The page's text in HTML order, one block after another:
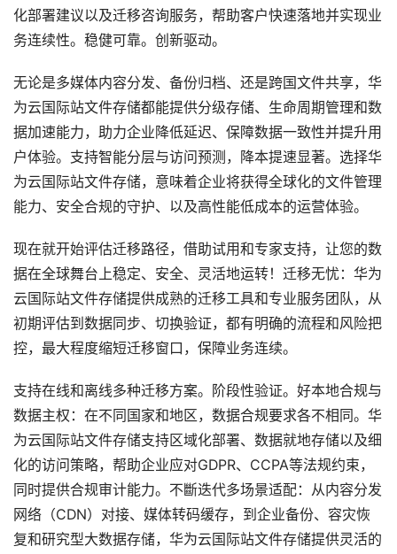
化部署建议以及迁移咨询服务，帮助客户快速落地并实现业
务连续性。稳健可靠。创新驱动。
无论是多媒体内容分发、备份归档、还是跨国文件共享，华
为云国际站文件存储都能提供分级存储、生命周期管理和数
据加速能力，助力企业降低延迟、保障数据一致性并提升用
户体验。支持智能分层与访问预测，降本提速显著。选择华
为云国际站文件存储，意味着企业将获得全球化的文件管理
能力、安全合规的守护、以及高性能低成本的运营体验。
现在就开始评估迁移路径，借助试用和专家支持，让您的数
据在全球舞台上稳定、安全、灵活地运转！迁移无忧：华为
云国际站文件存储提供成熟的迁移工具和专业服务团队，从
初期评估到数据同步、切换验证，都有明确的流程和风险把
控，最大程度缩短迁移窗口，保障业务连续。
支持在线和离线多种迁移方案。阶段性验证。好本地合规与
数据主权：在不同国家和地区，数据合规要求各不相同。华
为云国际站文件存储支持区域化部署、数据就地存储以及细
化的访问策略，帮助企业应对GDPR、CCPA等法规约束，
同时提供合规审计能力。不斷迭代多场景适配：从内容分发
网络（CDN）对接、媒体转码缓存，到企业备份、容灾恢
复和研究型大数据存储，华为云国际站文件存储提供灵活的